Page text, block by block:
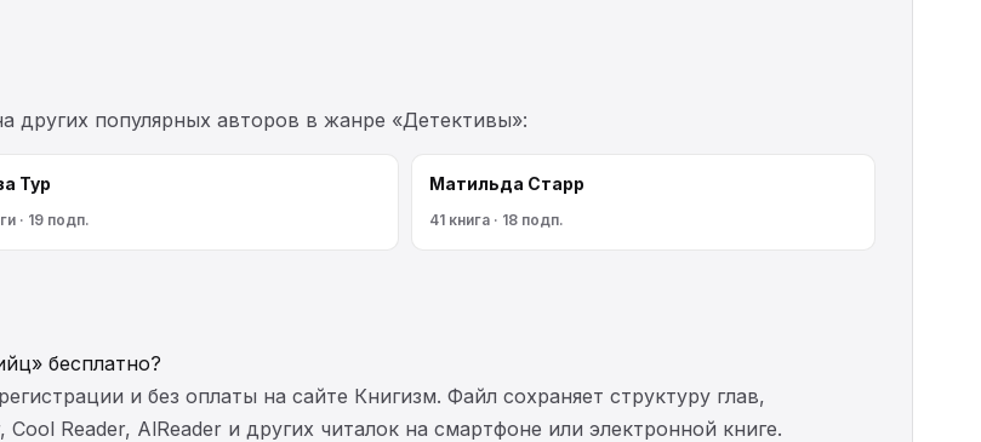
других популярных авторов в жанре «Детективы»:
Тур
· 19 подп.
Матильда Старр
41 книга · 18 подп.
бесплатно?
и без оплаты на сайте Книгизм. Файл сохраняет структуру глав,
Reader, AlReader и других читалок на смартфоне или электронной книге.